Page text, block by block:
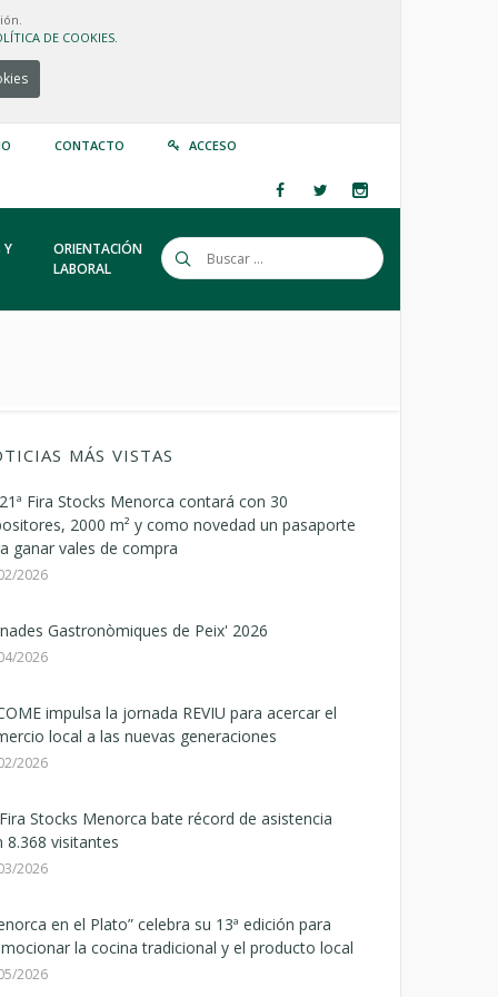
DE COOKIES.
CONTACTO ACCESO
Y
ORIENTACIÓN
LABORAL
MÁS VISTAS
Fira Stocks Menorca contará con 30
2000 m² y como novedad un pasaporte
ganar vales de compra
2026
Gastronòmiques de Peix' 2026
2026
impulsa la jornada REVIU para acercar el
local a las nuevas generaciones
2026
Stocks Menorca bate récord de asistencia
8.368 visitantes
2026
en el Plato” celebra su 13ª edición para
la cocina tradicional y el producto local
2026